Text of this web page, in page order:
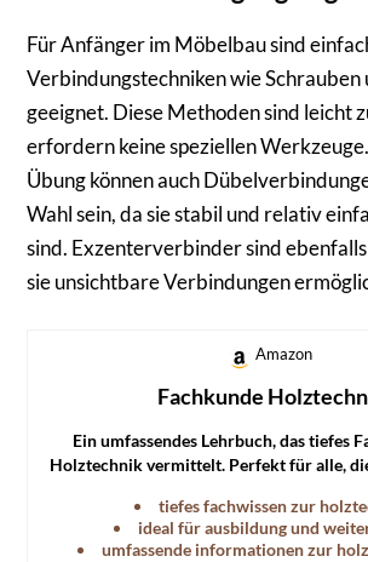
Für Anfänger im Möbelbau sind
Verbindungstechniken wie Schrauben
geeignet. Diese Methoden sind leicht
erfordern keine speziellen
Übung können auch
Wahl sein, da sie stabil und relativ
sind. Exzenterverbinder sind
sie unsichtbare Verbindungen
Amazon
Fachkunde
Ein umfassendes Lehrbuch, das tiefes
Holztechnik vermittelt. Perfekt für alle,
tiefes fachwissen zur
ideal für ausbildung und
umfassende informationen zur